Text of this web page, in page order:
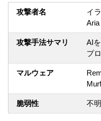
攻撃者名
イ
攻撃手法サマリ
AI
プ
マルウェア
脆弱性 不明